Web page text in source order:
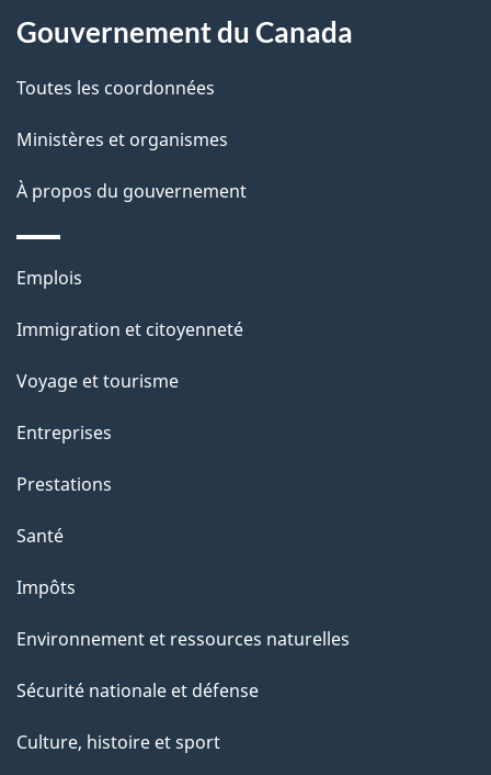
l
a
g
e
Gouvernement du Canada
Toutes les coordonnées
Ministères et organismes
À propos du gouvernement
Thèmes
sujets
Emplois
Immigration et citoyenneté
Voyage et tourisme
Entreprises
Prestations
Santé
Impôts
Environnement et ressources naturelles
Sécurité nationale et défense
Culture, histoire et sport